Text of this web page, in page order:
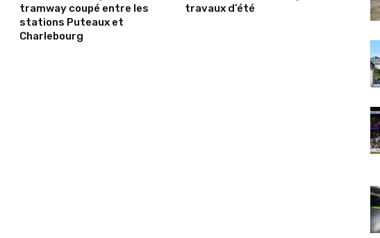
tramway coupé entre les
stations Puteaux et
Charlebourg
travaux d’été